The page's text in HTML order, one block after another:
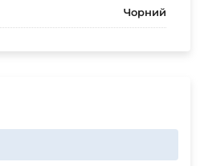
Чорний